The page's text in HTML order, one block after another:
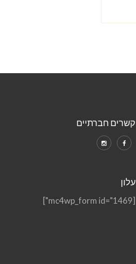
קשרים חברתיים
עלון
[mc4wp_form id="1469"]